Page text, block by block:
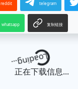
reddit telegram
whatsapp 复制链接
Loading...
正在下载信息...